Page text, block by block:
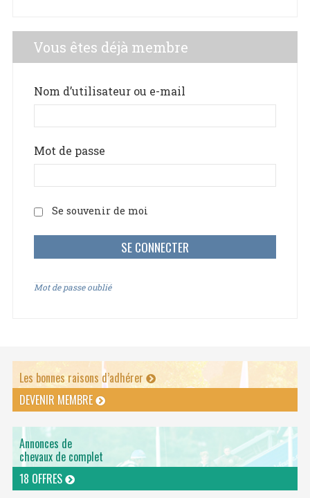
Vous êtes déjà membre
Nom d’utilisateur ou e-mail
Mot de passe
Se souvenir de moi
Mot de passe oublié
Les bonnes raisons d’adhérer
DEVENIR MEMBRE
Annonces de
chevaux de complet
18 OFFRES